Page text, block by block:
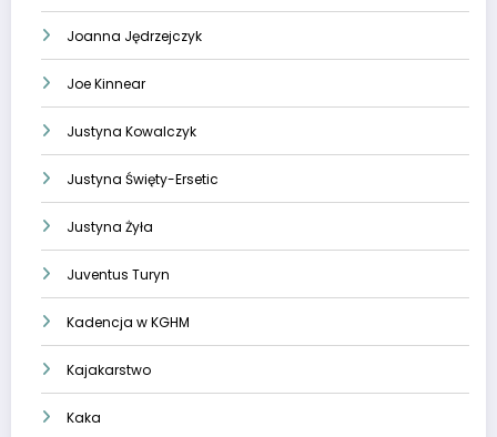
Joanna Jędrzejczyk
Joe Kinnear
Justyna Kowalczyk
Justyna Święty-Ersetic
Justyna Żyła
Juventus Turyn
Kadencja w KGHM
Kajakarstwo
Kaka